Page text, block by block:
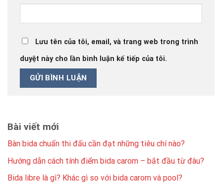
Lưu tên của tôi, email, và trang web trong trình
duyệt này cho lần bình luận kế tiếp của tôi.
Bài viết mới
Bàn bida chuẩn thi đấu cần đạt những tiêu chí nào?
Hướng dẫn cách tính điểm bida carom – bắt đầu từ đâu?
Bida libre là gì? Khác gì so với bida carom và pool?